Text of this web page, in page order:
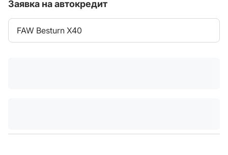
Заявка на автокредит
FAW Besturn X40